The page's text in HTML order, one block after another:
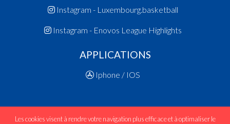
Instagram - Luxembourg.basketball
Instagram - Enovos League Highlights
APPLICATIONS
Iphone / IOS
Les cookies visent à rendre votre navigation plus efficace et à optimaliser le